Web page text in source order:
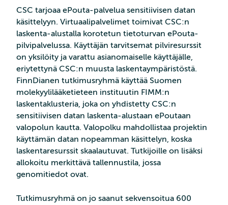
CSC tarjoaa ePouta-palvelua sensitiivisen datan
käsittelyyn. Virtuaalipalvelimet toimivat CSC:n
laskenta-alustalla korotetun tietoturvan ePouta-
pilvipalvelussa. Käyttäjän tarvitsemat pilviresurssit
on yksilöity ja varattu asianomaiselle käyttäjälle,
eriytettynä CSC:n muusta laskentaympäristöstä.
FinnDianen tutkimusryhmä käyttää Suomen
molekyylilääketieteen instituutin FIMM:n
laskentaklusteria, joka on yhdistetty CSC:n
sensitiivisen datan laskenta-alustaan ePoutaan
valopolun kautta. Valopolku mahdollistaa projektin
käyttämän datan nopeamman käsittelyn, koska
laskentaresurssit skaalautuvat. Tutkijoille on lisäksi
allokoitu merkittävä tallennustila, jossa
genomitiedot ovat.
Tutkimusryhmä on jo saanut sekvensoitua 600